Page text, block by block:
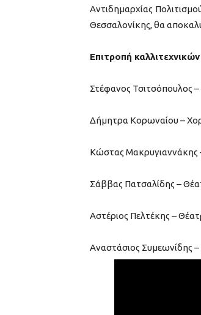
Αντιδημαρχίας
Θεσσαλονίκης, θα
Επιτροπή
Στέφανος Τσιτσόπουλος –
Δήμητρα Κορωναίου –
Κώστας Μακρυγιαννάκης
Σάββας Πατσαλίδης –
Αστέριος Πελτέκης –
Αναστάσιος Συμεωνίδης